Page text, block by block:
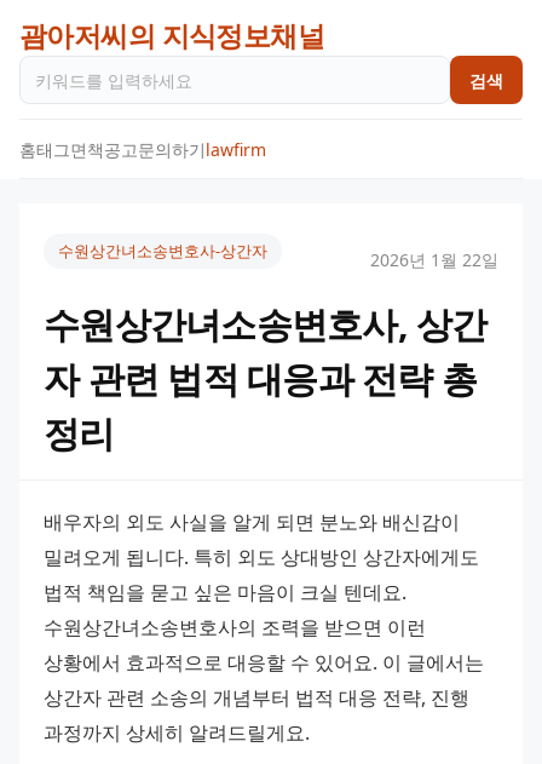
괌아저씨의 지식정보채널
검색
홈태그면책공고문의하기lawfirm
수원상간녀소송변호사-상간자 2026년 1월 22일
수원상간녀소송변호사, 상간
자 관련 법적 대응과 전략 총
정리
배우자의 외도 사실을 알게 되면 분노와 배신감이
밀려오게 됩니다. 특히 외도 상대방인 상간자에게도
법적 책임을 묻고 싶은 마음이 크실 텐데요.
수원상간녀소송변호사의 조력을 받으면 이런
상황에서 효과적으로 대응할 수 있어요. 이 글에서는
상간자 관련 소송의 개념부터 법적 대응 전략, 진행
과정까지 상세히 알려드릴게요.